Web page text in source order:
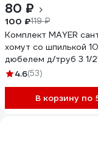
80 ₽
100 ₽119 ₽
Комплект MAYER
хомут со шпилькой
дюбелем д/труб 3 1/
102 мм), гайка М10 14
4.6(53)
В корзину по